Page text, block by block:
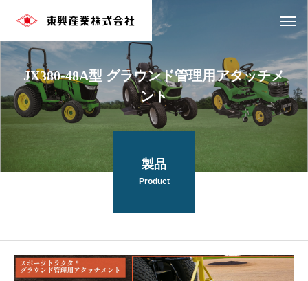
JX380-48A型 グラウンド管理用アタッチメ
ント
製品
Product